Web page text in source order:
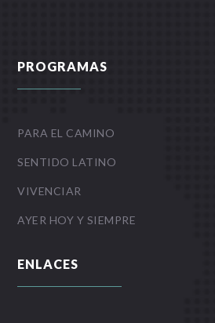
PROGRAMAS
PARA EL CAMINO
SENTIDO LATINO
VIVENCIAR
AYER HOY Y SIEMPRE
ENLACES